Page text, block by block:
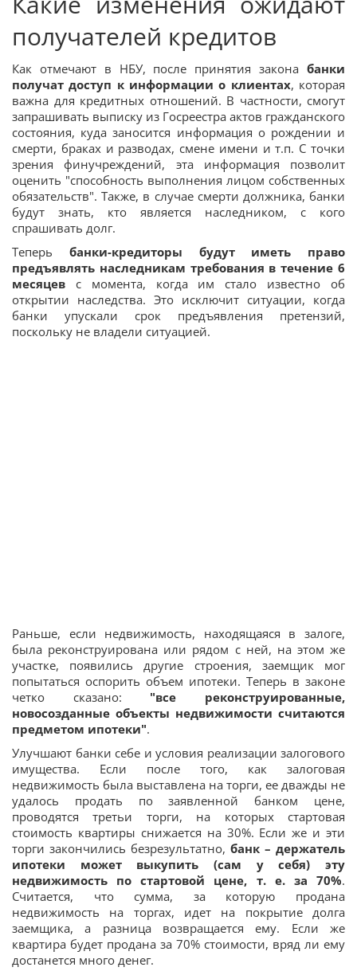
получателей кредитов
Как отмечают в НБУ, после принятия закона банки
получат доступ к информации о клиентах, которая
важна для кредитных отношений. В частности, смогут
запрашивать выписку из Госреестра актов гражданского
состояния, куда заносится информация о рождении и
смерти, браках и разводах, смене имени и т.п. С точки
зрения финучреждений, эта информация позволит
оценить "способность выполнения лицом собственных
обязательств". Также, в случае смерти должника, банки
будут знать, кто является наследником, с кого
спрашивать долг.
Теперь банки-кредиторы будут иметь право
предъявлять наследникам требования в течение 6
месяцев с момента, когда им стало известно об
открытии наследства. Это исключит ситуации, когда
банки упускали срок предъявления претензий,
поскольку не владели ситуацией.
Раньше, если недвижимость, находящаяся в залоге,
была реконструирована или рядом с ней, на этом же
участке, появились другие строения, заемщик мог
попытаться оспорить объем ипотеки. Теперь в законе
четко сказано: "все реконструированные,
новосозданные объекты недвижимости считаются
предметом ипотеки".
Улучшают банки себе и условия реализации залогового
имущества. Если после того, как залоговая
недвижимость была выставлена на торги, ее дважды не
удалось продать по заявленной банком цене,
проводятся третьи торги, на которых стартовая
стоимость квартиры снижается на 30%. Если же и эти
торги закончились безрезультатно, банк – держатель
ипотеки может выкупить (сам у себя) эту
недвижимость по стартовой цене, т. е. за 70%.
Считается, что сумма, за которую продана
недвижимость на торгах, идет на покрытие долга
заемщика, а разница возвращается ему. Если же
квартира будет продана за 70% стоимости, вряд ли ему
достанется много денег.